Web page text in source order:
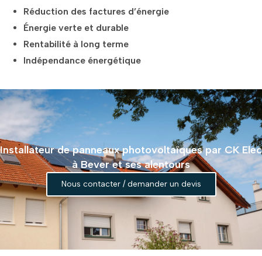
Réduction des factures d’énergie
Énergie verte et durable
Rentabilité à long terme
Indépendance énergétique
Installateur de panneaux photovoltaïques par CK Elec
à Bever et ses alentours
Nous contacter / demander un devis